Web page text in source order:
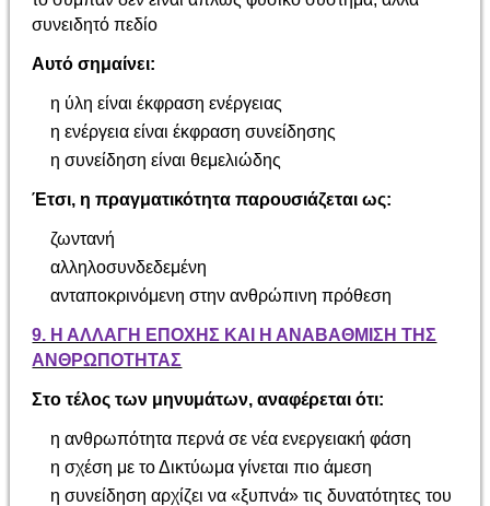
συνειδητό πεδίο
Αυτό σημαίνει:
η ύλη είναι έκφραση ενέργειας
η ενέργεια είναι έκφραση συνείδησης
η συνείδηση είναι θεμελιώδης
Έτσι, η πραγματικότητα παρουσιάζεται ως:
ζωντανή
αλληλοσυνδεδεμένη
ανταποκρινόμενη στην ανθρώπινη πρόθεση
9. Η ΑΛΛΑΓΗ ΕΠΟΧΗΣ ΚΑΙ Η ΑΝΑΒΑΘΜΙΣΗ ΤΗΣ
ΑΝΘΡΩΠΟΤΗΤΑΣ
Στο τέλος των μηνυμάτων, αναφέρεται ότι:
η ανθρωπότητα περνά σε νέα ενεργειακή φάση
η σχέση με το Δικτύωμα γίνεται πιο άμεση
η συνείδηση αρχίζει να «ξυπνά» τις δυνατότητες του